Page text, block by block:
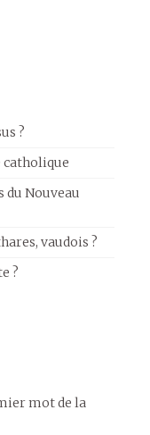
?
catholique
du Nouveau
vaudois ?
?
mot de la